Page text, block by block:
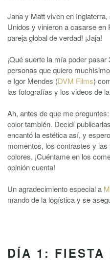
Jana y Matt viven en
Unidos y vinieron a casarse en
pareja global de verdad! ¡Jaja!
¡Qué suerte la mía poder
personas que quiero
e Igor Mendes (DVM Films)
las fotografías y los videos de
Ah, antes de que me
color también. Decidí
encantó la estética así, y
momentos, los contrastes y
colores. ¡Cuéntame en los
opinión cuenta!
Un agradecimiento especial a
mando de la logística y se
DÍA 1: FIESTA